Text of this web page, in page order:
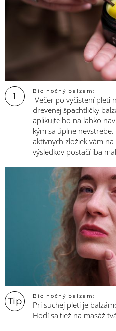
1 Bio nočný balzam:
Večer po vyčistení pleti
drevenej špachtličky
aplikujte ho na ľahko
kým sa úplne
aktívnych zložiek vám
výsledkov postačí iba
Tip Bio nočný balzam:
Pri suchej pleti je
Hodí sa tiež na masáž